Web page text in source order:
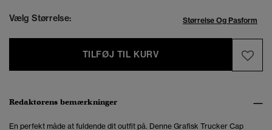
Vælg Størrelse: Størrelse Og Pasform
TILFØJ TIL KURV
Redaktørens bemærkninger
En perfekt måde at fuldende dit outfit på. Denne Grafisk Trucker Cap